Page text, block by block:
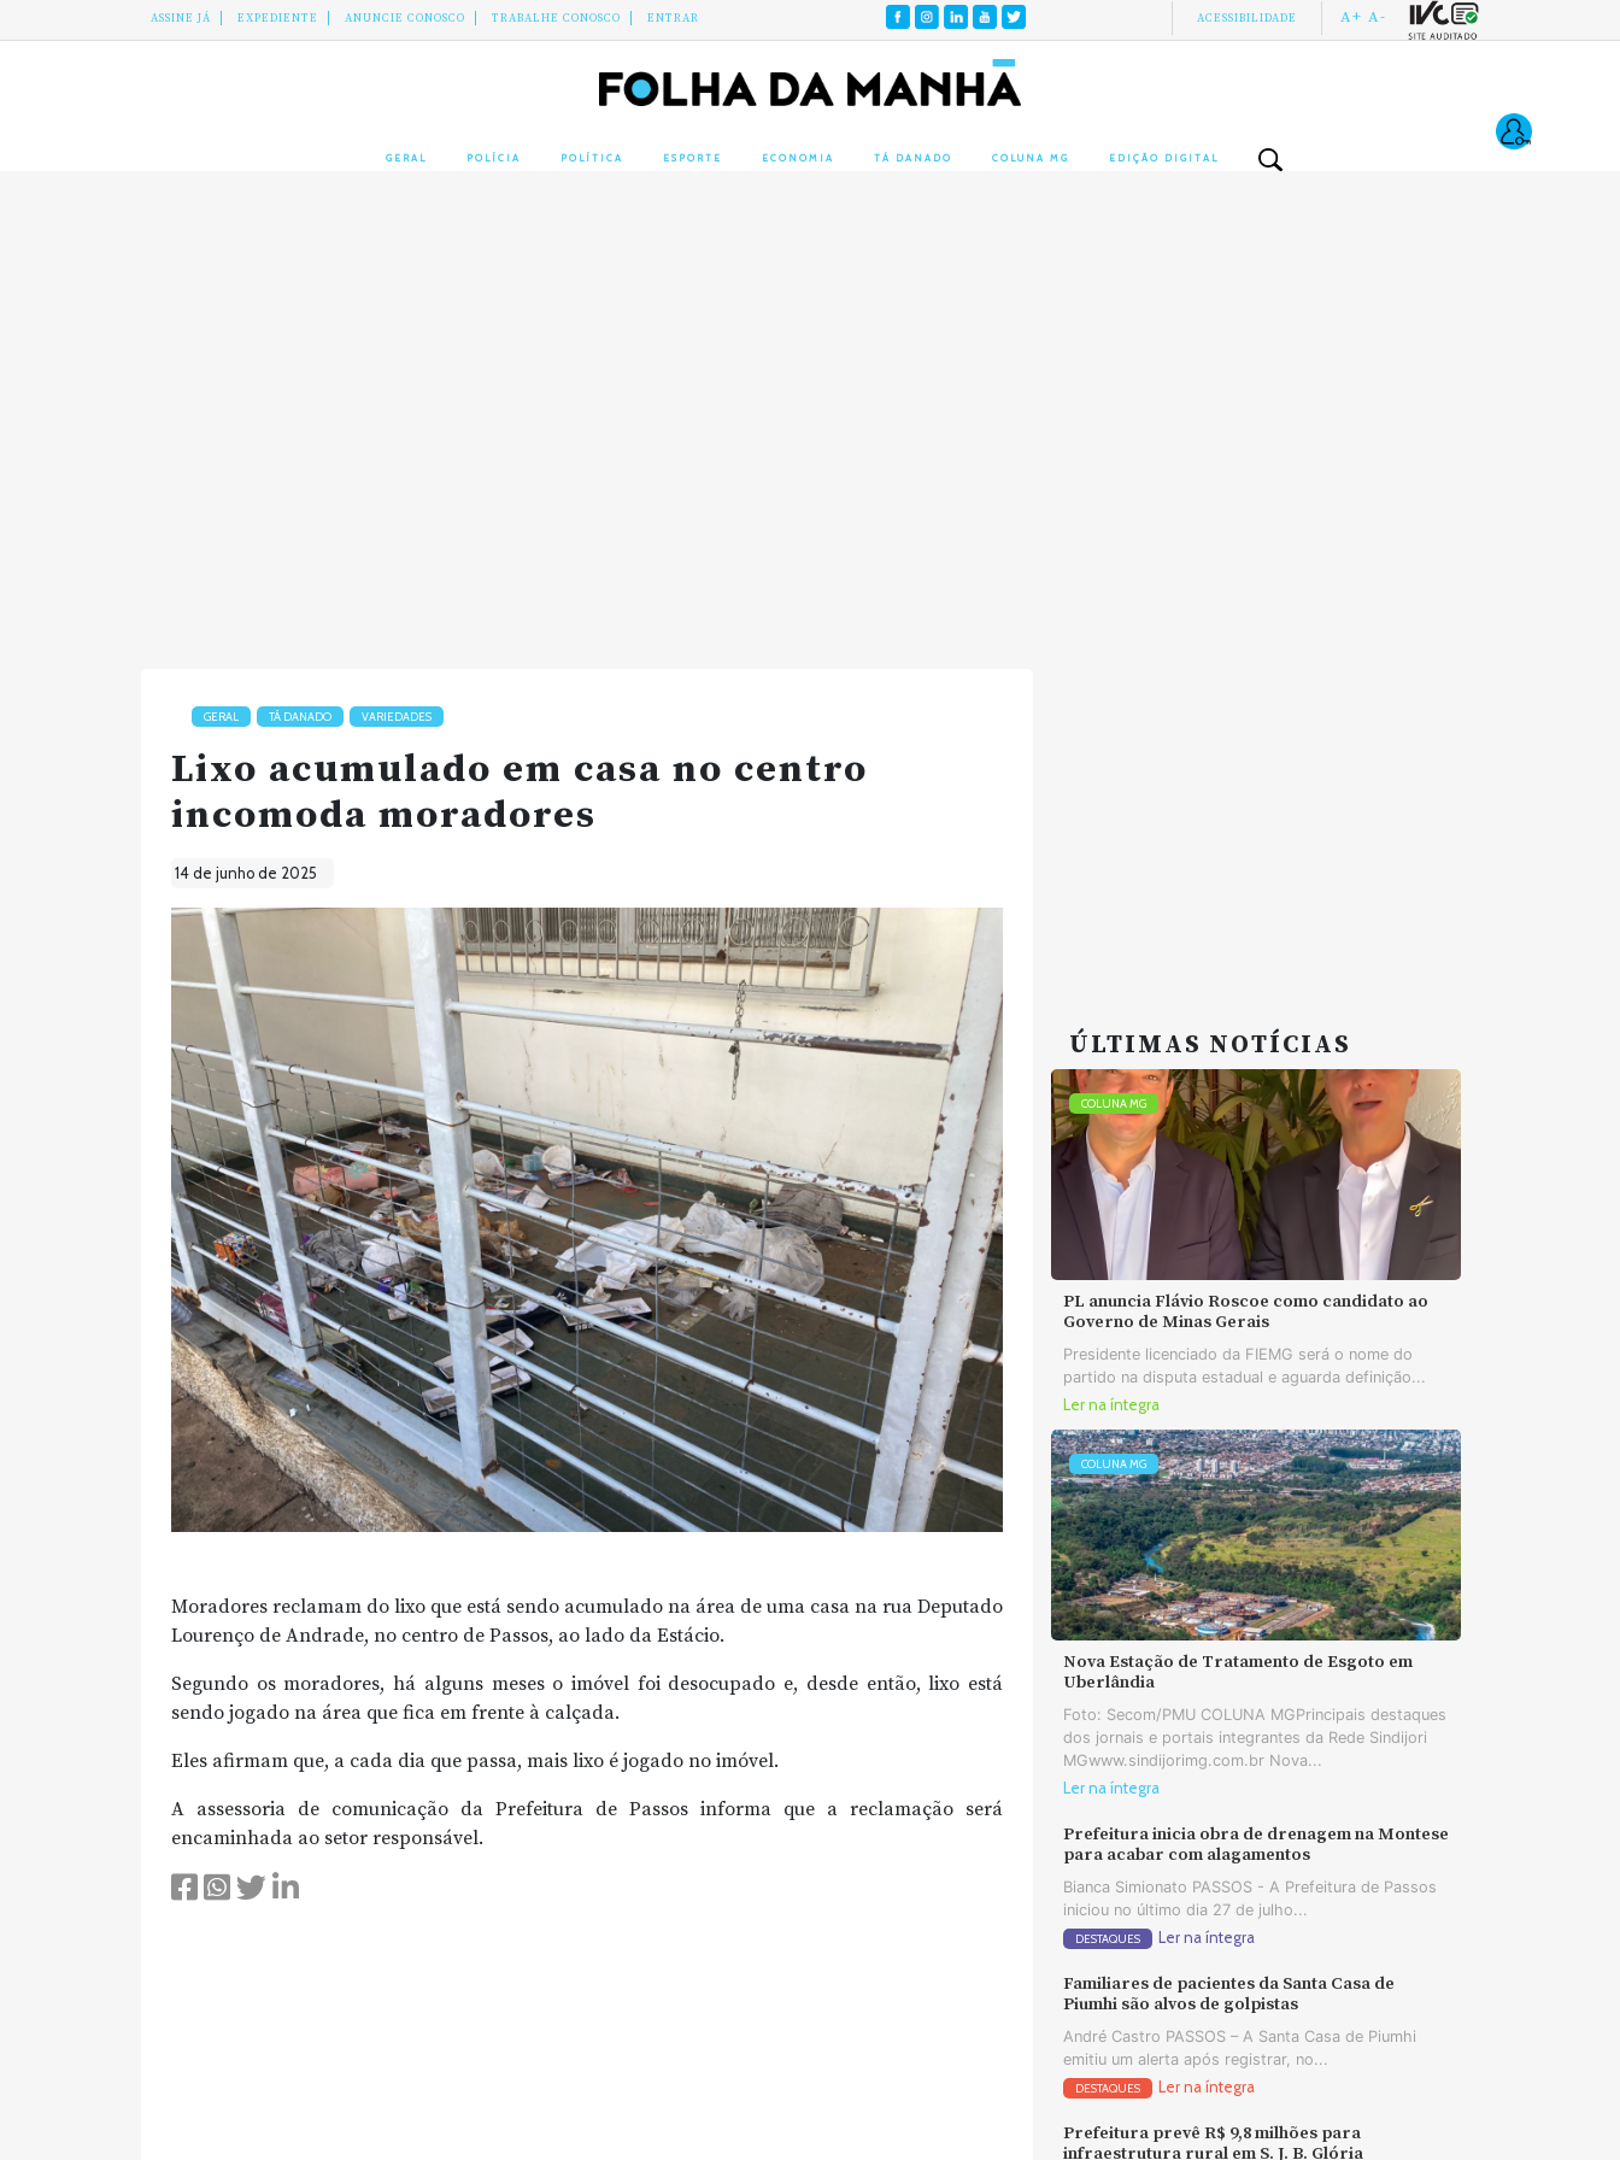
ASSINE JÁ EXPEDIENTE ANUNCIE CONOSCO TRABALHE CONOSCO ENTRAR ACESSIBILIDADE A+ A-
GERAL POLÍCIA POLÍTICA ESPORTE ECONOMIA TÁ DANADO COLUNA MG EDIÇÃO DIGITAL
GERAL TÁ DANADO VARIEDADES
Lixo acumulado em casa no centro
incomoda moradores
14 de junho de 2025
Moradores reclamam do lixo que está sendo acumulado na área de uma casa na rua Deputado
Lourenço de Andrade, no centro de Passos, ao lado da Estácio.
Segundo os moradores, há alguns meses o imóvel foi desocupado e, desde então, lixo está
sendo jogado na área que fica em frente à calçada.
Eles afirmam que, a cada dia que passa, mais lixo é jogado no imóvel.
A assessoria de comunicação da Prefeitura de Passos informa que a reclamação será
encaminhada ao setor responsável.
ÚLTIMAS NOTÍCIAS
COLUNA MG
PL anuncia Flávio Roscoe como candidato ao
Governo de Minas Gerais
Presidente licenciado da FIEMG será o nome do
partido na disputa estadual e aguarda definição...
Ler na íntegra
COLUNA MG
Nova Estação de Tratamento de Esgoto em
Uberlândia
Foto: Secom/PMU COLUNA MGPrincipais destaques
dos jornais e portais integrantes da Rede Sindijori
MGwww.sindijorimg.com.br Nova...
Ler na íntegra
Prefeitura inicia obra de drenagem na Montese
para acabar com alagamentos
Bianca Simionato PASSOS - A Prefeitura de Passos
iniciou no último dia 27 de julho...
DESTAQUES Ler na íntegra
Familiares de pacientes da Santa Casa de
Piumhi são alvos de golpistas
André Castro PASSOS – A Santa Casa de Piumhi
emitiu um alerta após registrar, no...
DESTAQUES Ler na íntegra
Prefeitura prevê R$ 9,8 milhões para
infraestrutura rural em S. J. B. Glória